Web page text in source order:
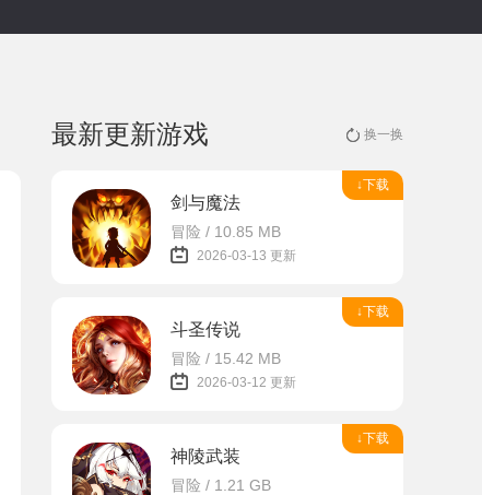
最新更新游戏 换一换
↓下载
剑与魔法
冒险 / 10.85 MB
2026-03-13 更新
↓下载
斗圣传说
冒险 / 15.42 MB
2026-03-12 更新
↓下载
神陵武装
冒险 / 1.21 GB